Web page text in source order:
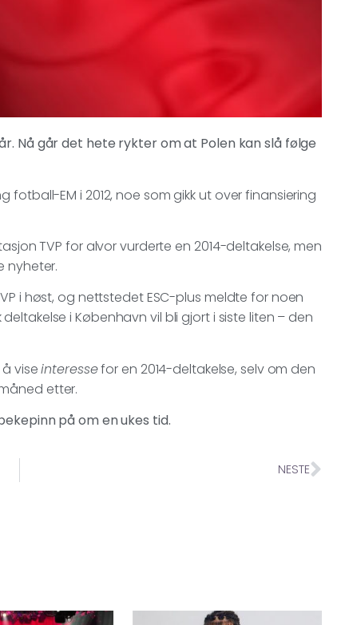
Nå går det hete rykter om at Polen kan slå følge
EM i 2012, noe som gikk ut over finansiering
TVP for alvor vurderte en 2014-deltakelse, men
nyheter.
i høst, og nettstedet ESC-plus meldte for noen
i København vil bli gjort i siste liten – den
å viseinteressefor en 2014-deltakelse, selv om den
etter.
på om en ukes tid.
NESTE